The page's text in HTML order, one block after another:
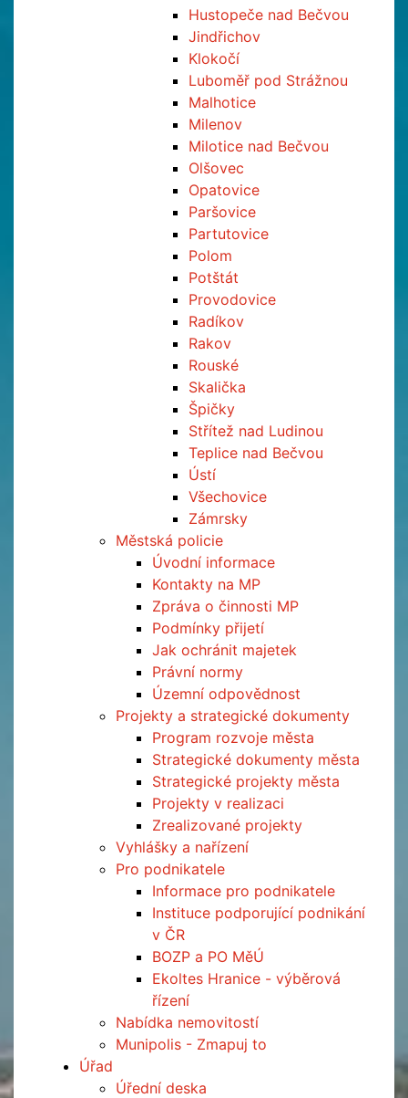
Hustopeče nad Bečvou
Jindřichov
Klokočí
Luboměř pod Strážnou
Malhotice
Milenov
Milotice nad Bečvou
Olšovec
Opatovice
Paršovice
Partutovice
Polom
Potštát
Provodovice
Radíkov
Rakov
Rouské
Skalička
Špičky
Střítež nad Ludinou
Teplice nad Bečvou
Ústí
Všechovice
Zámrsky
Městská policie
Úvodní informace
Kontakty na MP
Zpráva o činnosti MP
Podmínky přijetí
Jak ochránit majetek
Právní normy
Územní odpovědnost
Projekty a strategické dokumenty
Program rozvoje města
Strategické dokumenty města
Strategické projekty města
Projekty v realizaci
Zrealizované projekty
Vyhlášky a nařízení
Pro podnikatele
Informace pro podnikatele
Instituce podporující podnikání
v ČR
BOZP a PO MěÚ
Ekoltes Hranice - výběrová
řízení
Nabídka nemovitostí
Munipolis - Zmapuj to
Úřad
Úřední deska